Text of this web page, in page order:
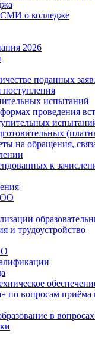
о колледже
2026
поданных
испытаний
проведения
на обращения,
к
и трудоустройство
по вопросам
в вопросах